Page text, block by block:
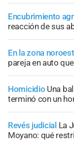
Encubrimiento
reacción de sus
En la zona
pareja en auto
Homicidio Una
terminó con un
Revés judicial La
Moyano: qué